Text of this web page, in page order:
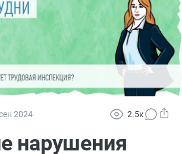
ошибок в документах предлагают
единые критерии трудовых и ГПХ-
2024 2.5к
нарушения